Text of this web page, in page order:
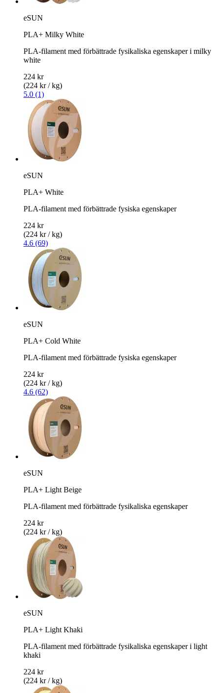
eSUN
PLA+ Milky White
PLA-filament med förbättrade fysikaliska egenskaper i milky
white
224 kr
(224 kr / kg)
5.0 (1)
eSUN
PLA+ White
PLA-filament med förbättrade fysiska egenskaper
224 kr
(224 kr / kg)
4.6 (69)
eSUN
PLA+ Cold White
PLA-filament med förbättrade fysiska egenskaper
224 kr
(224 kr / kg)
4.6 (62)
eSUN
PLA+ Light Beige
PLA-filament med förbättrade fysikaliska egenskaper
224 kr
(224 kr / kg)
eSUN
PLA+ Light Khaki
PLA-filament med förbättrade fysikaliska egenskaper i light
khaki
224 kr
(224 kr / kg)